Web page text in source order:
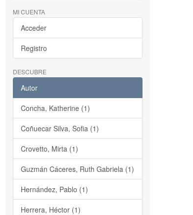
MI CUENTA
Acceder
Registro
DESCUBRE
Autor
Concha, Katherine (1)
Coñuecar Silva, Sofia (1)
Crovetto, Mirta (1)
Guzmán Cáceres, Ruth Gabriela (1)
Hernández, Pablo (1)
Herrera, Héctor (1)